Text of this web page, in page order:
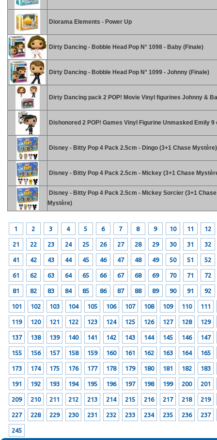
Diorama Elements - Power Up
Dirty Dancing - Bobble Head Pop N° 1098 - Baby (Finale)
Dirty Dancing - Bobble Head Pop N° 1099 - Johnny (Finale)
Dirty Dancing pack 2 POP! Movie Vinyl figurines Johnny &
Dishonored 2 POP! Games Vinyl Figurine Unmasked Emily 9
Disney - Bitty Pop 4 Pack 2.5cm - Dingo (3+1 Chase Mystère)
Disney - Bitty Pop 4 Pack 2.5cm - Mickey (3+1 Chase
Disney - Bitty Pop 4 Pack 2.5cm - Mickey Sorcier (3+1 Chase
Mystère)
1 2 3 4 5 6 7 8 9 10 11 12
21 22 23 24 25 26 27 28 29 30 31 32
41 42 43 44 45 46 47 48 49 50 51 52
61 62 63 64 65 66 67 68 69 70 71 72
81 82 83 84 85 86 87 88 89 90 91 92
101 102 103 104 105 106 107 108 109 110 111
119 120 121 122 123 124 125 126 127 128 129
137 138 139 140 141 142 143 144 145 146 147
155 156 157 158 159 160 161 162 163 164 165
173 174 175 176 177 178 179 180 181 182 183
191 192 193 194 195 196 197 198 199 200 201
209 210 211 212 213 214 215 216 217 218 219
227 228 229 230 231 232 233 234 235 236 237
245